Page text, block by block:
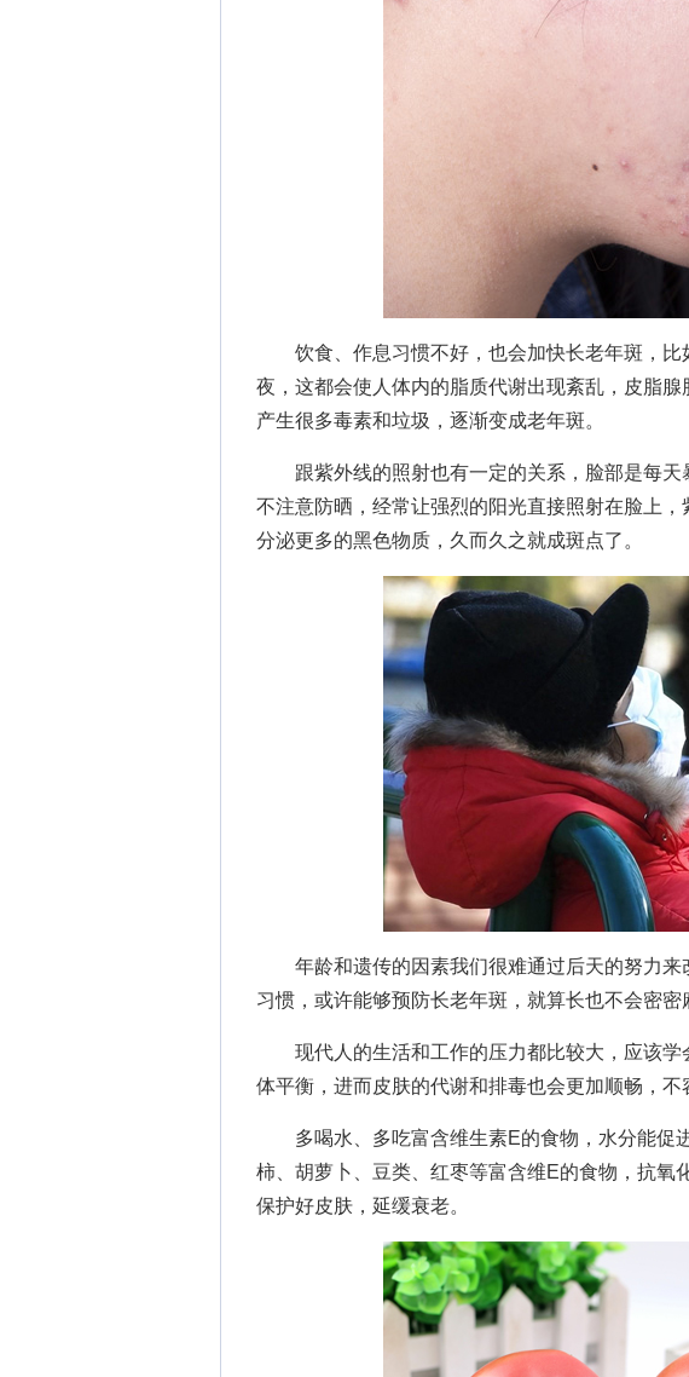
饮食、作息习惯不好，也会加快长老年斑，比
夜，这都会使人体内的脂质代谢出现紊乱，皮脂
产生很多毒素和垃圾，逐渐变成老年斑。
跟紫外线的照射也有一定的关系，脸部是每天
不注意防晒，经常让强烈的阳光直接照射在脸上，
分泌更多的黑色物质，久而久之就成斑点了。
年龄和遗传的因素我们很难通过后天的努力来
习惯，或许能够预防长老年斑，就算长也不会密密
现代人的生活和工作的压力都比较大，应该学
体平衡，进而皮肤的代谢和排毒也会更加顺畅，不
多喝水、多吃富含维生素E的食物，水分能促
柿、胡萝卜、豆类、红枣等富含维E的食物，抗氧
保护好皮肤，延缓衰老。